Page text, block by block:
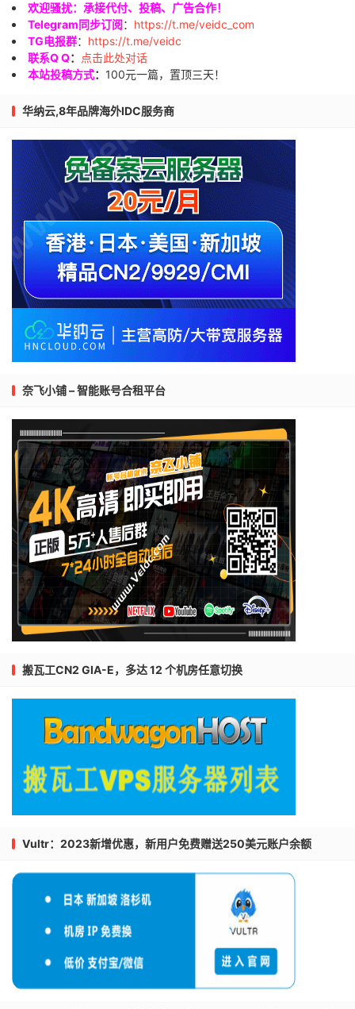
欢迎骚扰：承接代付、投稿、广告合作！
Telegram同步订阅： https://t.me/veidc_com
TG电报群： https://t.me/veidc
联系Q Q：
点击此处对话
本站投稿方式： 100元一篇，置顶三天！
华纳云,8年品牌海外IDC服务商
奈飞小铺 – 智能账号合租平台
搬瓦工CN2 GIA-E，多达 12 个机房任意切换
Vultr：2023新增优惠，新用户免费赠送250美元账户余额